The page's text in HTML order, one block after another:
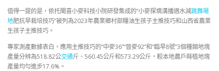
值得一提的是，依托聞喜小麥科技小院研發集成的“小麥探墑溝播適水減跳舞場
地肥抗旱栽培技巧”被列為2023年農業鄉村部糧油生孩子主推技巧和山西省農業
生孩子主推技巧。
專家測產數據表白，應用主推技巧的“中麥36”“晉麥92”和“臨旱8號”3個種類地塊
產量分辨為518.82公交通斤、560.45公斤和573.29公斤，較本地農戶蒔植地塊
產量均勻進步17.6%。